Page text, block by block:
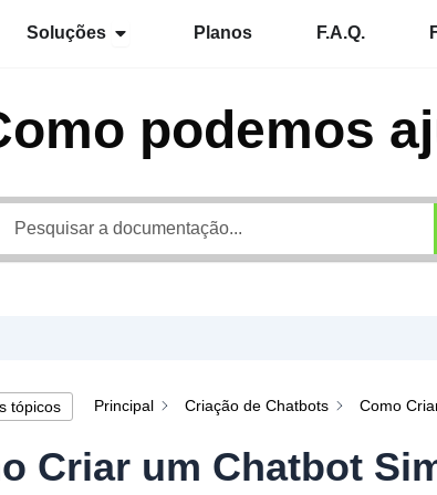
Soluções Abrir Soluções
Planos F.A.Q.
podemos
tópicos Principal Criação de Chatbots Como
Criar um Chatbot